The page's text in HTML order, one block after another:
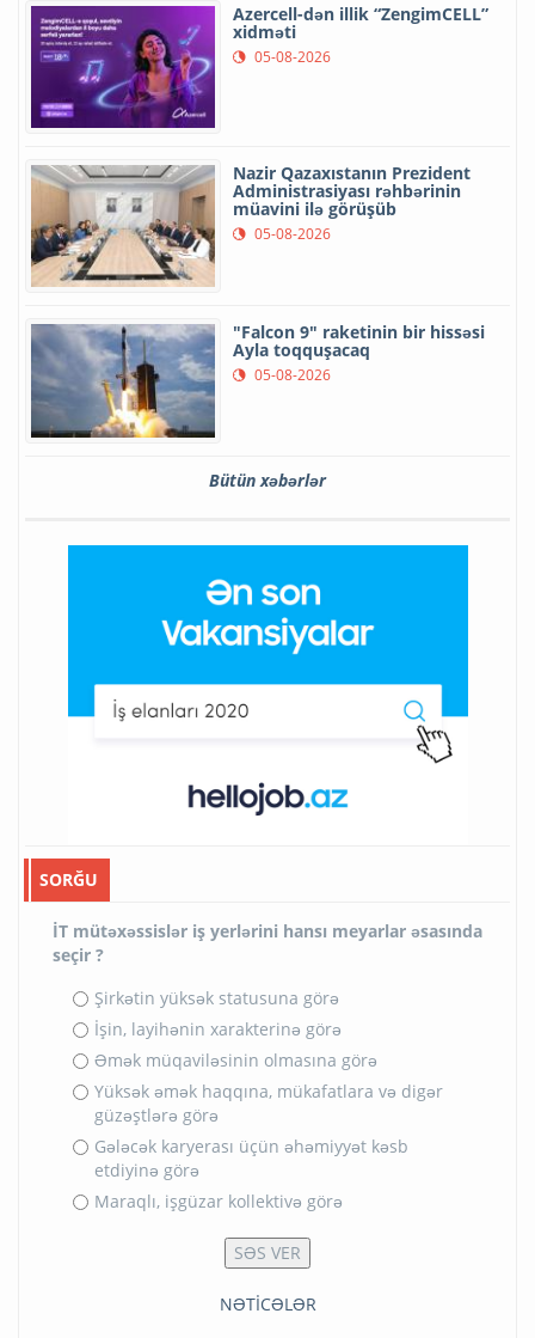
Azercell-dən illik “ZengimCELL”
xidməti
05-08-2026
Nazir Qazaxıstanın Prezident
Administrasiyası rəhbərinin
müavini ilə görüşüb
05-08-2026
"Falcon 9" raketinin bir hissəsi
Ayla toqquşacaq
05-08-2026
Bütün xəbərlər
SORĞU
İT mütəxəssislər iş yerlərini hansı meyarlar əsasında
seçir ?
Şirkətin yüksək statusuna görə
İşin, layihənin xarakterinə görə
Əmək müqaviləsinin olmasına görə
Yüksək əmək haqqına, mükafatlara və digər
güzəştlərə görə
Gələcək karyerası üçün əhəmiyyət kəsb
etdiyinə görə
Maraqlı, işgüzar kollektivə görə
NƏTİCƏLƏR